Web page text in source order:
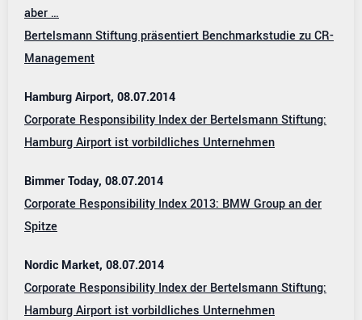
aber …
Bertelsmann Stiftung präsentiert Benchmarkstudie zu CR-
Management
Hamburg Airport, 08.07.2014
Corporate Responsibility Index der Bertelsmann Stiftung:
Hamburg Airport ist vorbildliches Unternehmen
Bimmer Today, 08.07.2014
Corporate Responsibility Index 2013: BMW Group an der
Spitze
Nordic Market, 08.07.2014
Corporate Responsibility Index der Bertelsmann Stiftung:
Hamburg Airport ist vorbildliches Unternehmen